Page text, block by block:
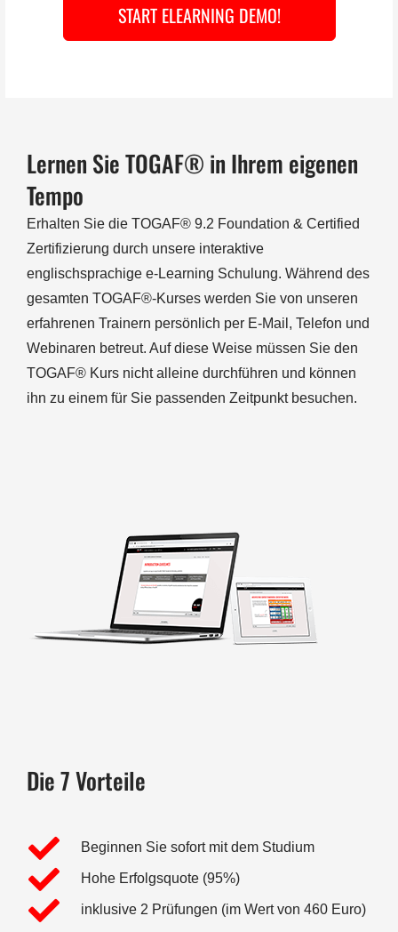
START ELEARNING DEMO!
Lernen Sie TOGAF® in Ihrem eigenen
Tempo
Erhalten Sie die TOGAF® 9.2 Foundation & Certified
Zertifizierung durch unsere interaktive
englischsprachige e-Learning Schulung. Während des
gesamten TOGAF®-Kurses werden Sie von unseren
erfahrenen Trainern persönlich per E-Mail, Telefon und
Webinaren betreut. Auf diese Weise müssen Sie den
TOGAF® Kurs nicht alleine durchführen und können
ihn zu einem für Sie passenden Zeitpunkt besuchen.
Die 7 Vorteile
Beginnen Sie sofort mit dem Studium
Hohe Erfolgsquote (95%)
inklusive 2 Prüfungen (im Wert von 460 Euro)